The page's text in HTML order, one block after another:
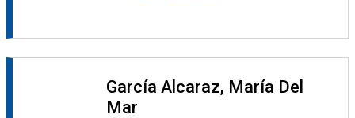
García Alcaraz, María Del
Mar